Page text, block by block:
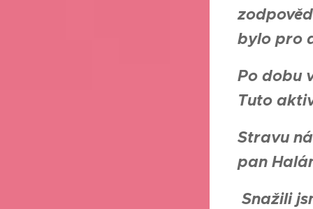
bylo pro
Po dobu
Tuto
Stravu
pan
Snažili